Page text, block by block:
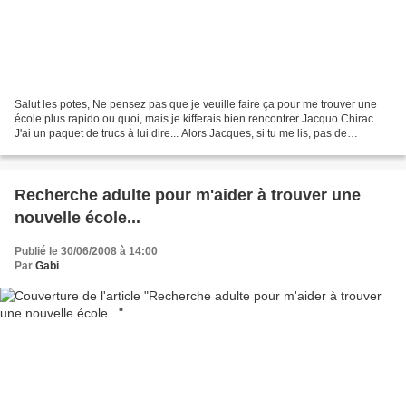
Salut les potes, Ne pensez pas que je veuille faire ça pour me trouver une
école plus rapido ou quoi, mais je kifferais bien rencontrer Jacquo Chirac...
J'ai un paquet de trucs à lui dire... Alors Jacques, si tu me lis, pas de
Recherche adulte pour m'aider à trouver une
nouvelle école...
Publié le 30/06/2008 à 14:00
Par Gabi